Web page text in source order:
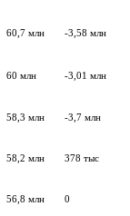
60,7 млн -3,58 млн
60 млн -3,01 млн
58,3 млн -3,7 млн
58,2 млн 378 тыс
56,8 млн 0